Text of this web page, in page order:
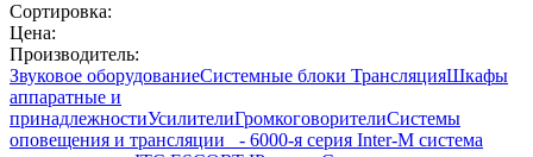
Сортировка:
Цена:
Производитель:
Звуковое оборудованиеСистемные блоки ТрансляцияШкафы
аппаратные и
принадлежностиУсилителиГромкоговорителиСистемы
оповещения и трансляции - 6000-я серия Inter-M система